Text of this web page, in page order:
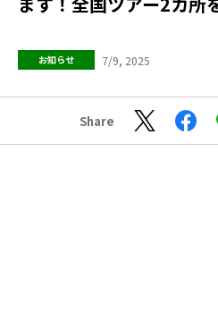
お知らせ 7/9, 2025
Share